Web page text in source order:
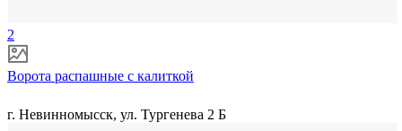
2
Ворота распашные с калиткой
г. Невинномысск, ул. Тургенева 2 Б